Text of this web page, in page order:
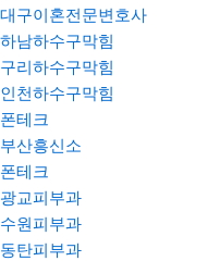
대구이혼전문변호사
하남하수구막힘
구리하수구막힘
인천하수구막힘
폰테크
부산흥신소
폰테크
광교피부과
수원피부과
동탄피부과